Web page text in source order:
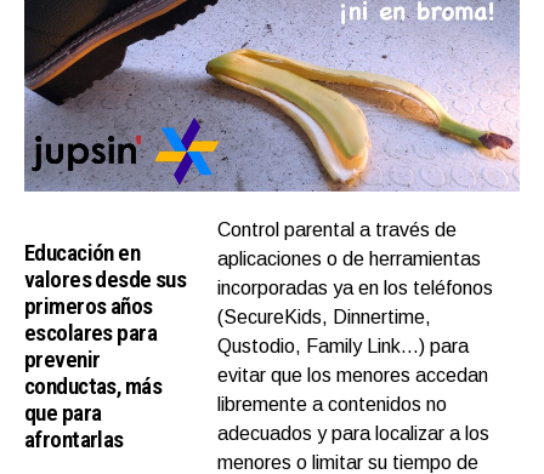
Educación en
valores desde sus
primeros años
escolares para
prevenir
conductas, más
que para
afrontarlas
Control parental a través de
aplicaciones o de herramientas
incorporadas ya en los teléfonos
(SecureKids, Dinnertime,
Qustodio, Family Link…) para
evitar que los menores accedan
libremente a contenidos no
adecuados y para localizar a los
menores o limitar su tiempo de